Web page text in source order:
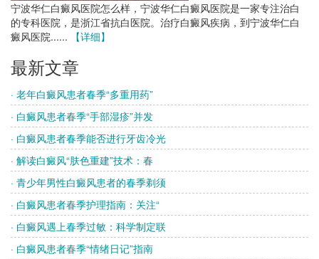
宁波华仁白癜风医院怎么样，宁波华仁白癜风医院是一家专注治白
的专科医院，是浙江省抗白医院。治疗白癜风疾病，到宁波华仁白
癜风医院......
【详细】
最新文章
· 老年白癜风患者春季“多重用药”
· 白癜风患者春季“手部湿疹”并发
· 白癜风患者春季能否进行牙齿冷光
· 解读白癜风“肤色重建”技术：春
· 青少年男性白癜风患者的春季剃须
· 白癜风患者春季护理指南：关注“
· 白癜风遇上春季过敏：科学制定联
· 白癜风患者春季“情绪日记”指南